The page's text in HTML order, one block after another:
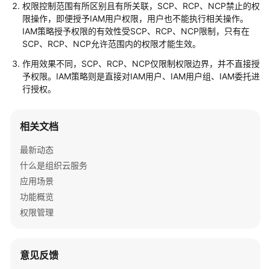
快
速
入
门
用
户
佳
实
践
API
SDK
权限控制范围有所区别且有所关联，SCP、RCP、NCP禁止的权
限操作，即便授予IAM用户权限，用户也不能执行相关操作。
IAM策略授予权限的有效性受SCP、RCP、NCP限制，只有在
SCP、RCP、NCP允许范围内的权限才能生效。
作用效果不同，SCP、RCP、NCP仅限制权限边界，并不直接授
予权限。IAM策略则是直接对IAM用户、IAM用户组、IAM委托进
行授权。
相关文档
最新动态
什么是组织云服务
应用场景
功能概览
权限管理
意见反馈